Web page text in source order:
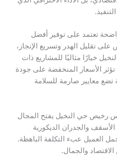
تعتمد على توفير أفضل
تقليل الهدر وتسريع الإنجاز،
خيارًا مثاليًا للمشاريع ذات
تؤثر الأسعار المنخفضة على جودة
تضع معايير صارمة للسلامة
رخيص حي النخيل يفتح المجال
والجدران الديكورية
العميل عبء التكلفة الباهظة.
والجمال.